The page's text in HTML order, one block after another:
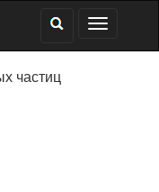
частиц